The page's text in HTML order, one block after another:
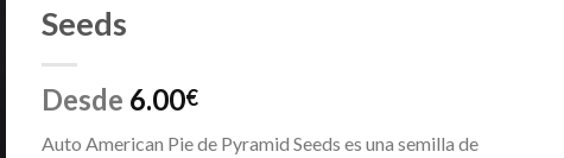
Seeds
Desde 6.00€
Auto American Pie de Pyramid Seeds es una semilla de